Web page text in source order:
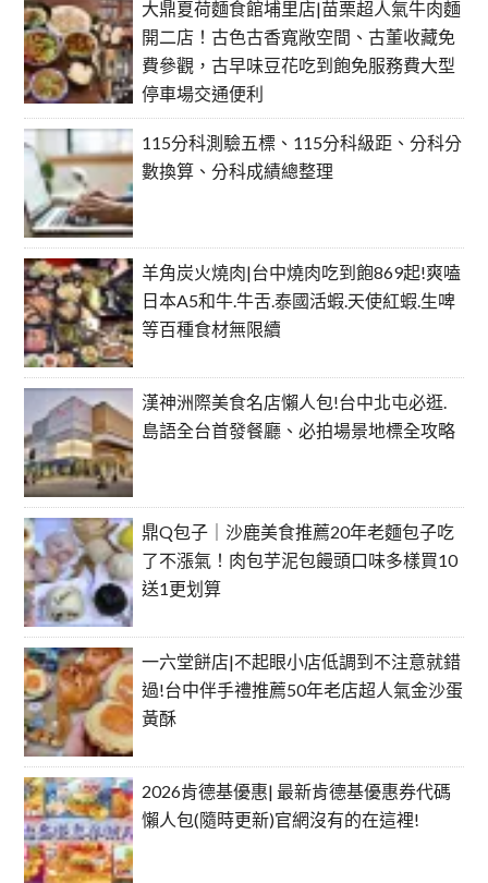
大鼎夏荷麵食館埔里店|苗栗超人氣牛肉麵
開二店！古色古香寬敞空間、古董收藏免
費參觀，古早味豆花吃到飽免服務費大型
停車場交通便利
115分科測驗五標、115分科級距、分科分
數換算、分科成績總整理
羊角炭火燒肉|台中燒肉吃到飽869起!爽嗑
日本A5和牛.牛舌.泰國活蝦.天使紅蝦.生啤
等百種食材無限續
漢神洲際美食名店懶人包!台中北屯必逛.
島語全台首發餐廳、必拍場景地標全攻略
鼎Q包子｜沙鹿美食推薦20年老麵包子吃
了不漲氣！肉包芋泥包饅頭口味多樣買10
送1更划算
一六堂餅店|不起眼小店低調到不注意就錯
過!台中伴手禮推薦50年老店超人氣金沙蛋
黃酥
2026肯德基優惠| 最新肯德基優惠券代碼
懶人包(隨時更新)官網沒有的在這裡!